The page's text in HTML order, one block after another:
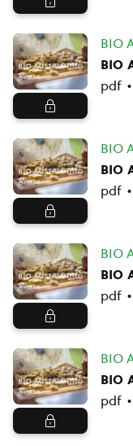
BIO
bio
pdf
BIO
bio
pdf
BIO
bio
pdf
BIO
bio
pdf